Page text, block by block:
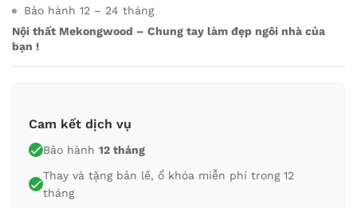
Bảo hành 12 – 24 tháng
Nội thất Mekongwood – Chung tay làm đẹp ngôi nhà của
bạn !
Cam kết dịch vụ
Bảo hành 12 tháng
Thay và tặng bản lề, ổ khóa miễn phí trong 12
tháng